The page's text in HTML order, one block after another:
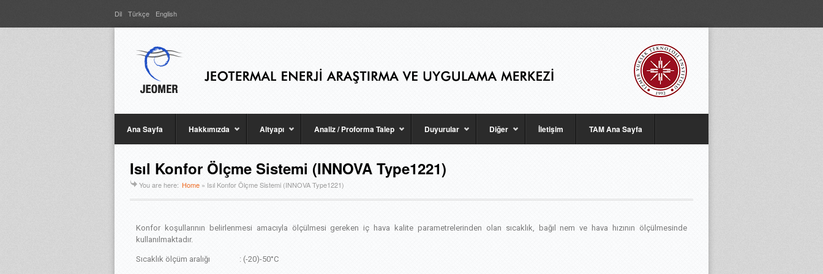
Dil Türkçe English
Ana Sayfa Hakkımızda Altyapı Analiz / Proforma Talep Duyurular Diğer İletişim TAM Ana Sayfa
Isıl Konfor Ölçme Sistemi (INNOVA Type1221)
You are here: Home » Isıl Konfor Ölçme Sistemi (INNOVA Type1221)
Konfor koşullarının belirlenmesi amacıyla ölçülmesi gereken iç hava kalite parametrelerinden olan sıcaklık, bağıl nem ve hava hızının ölçülmesinde
kullanılmaktadır.
Sıcaklık ölçüm aralığı : (-20)-50°C